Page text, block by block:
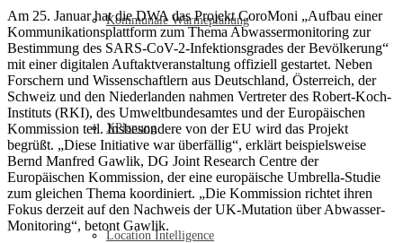
Kommunale Wärmeplanung
XPlanung
Location Intelligence
Am 25. Januar hat die DWA das Projekt CoroMoni „Aufbau einer
Kommunikationsplattform zum Thema Abwassermonitoring zur
Bestimmung des SARS-CoV-2-Infektionsgrades der Bevölkerung“
mit einer digitalen Auftaktveranstaltung offiziell gestartet. Neben
Forschern und Wissenschaftlern aus Deutschland, Österreich, der
Schweiz und den Niederlanden nahmen Vertreter des Robert-Koch-
Instituts (RKI), des Umweltbundesamtes und der Europäischen
Kommission teil. Insbesondere von der EU wird das Projekt
begrüßt. „Diese Initiative war überfällig“, erklärt beispielsweise
Bernd Manfred Gawlik, DG Joint Research Centre der
Europäischen Kommission, der eine europäische Umbrella-Studie
zum gleichen Thema koordiniert. „Die Kommission richtet ihren
Fokus derzeit auf den Nachweis der UK-Mutation über Abwasser-
Monitoring“, betont Gawlik.